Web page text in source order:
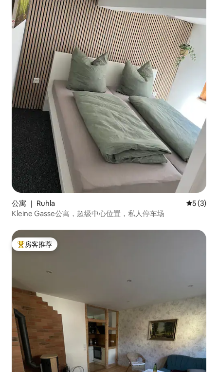
公寓 ｜ Ruhla 平均评分
5 (3)
Kleine Gasse公寓，超级中心位置，私人停车场
热门「房客推荐」
房客推荐